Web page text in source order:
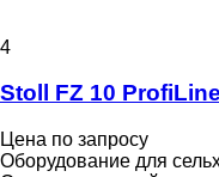
4
Stoll FZ 10 ProfiLine
Цена по запросу
Оборудование для